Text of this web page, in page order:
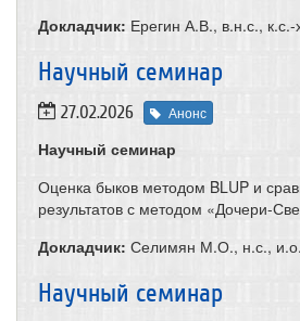
Докладчик: Ерегин А.В., в.н.с., к.с.-
Научный семинар
27.02.2026 Анонс
Научный семинар
Оценка быков методом BLUP и
результатов с методом «Дочери-
Докладчик: Селимян М.О., н.с., и.о.
​Научный семинар